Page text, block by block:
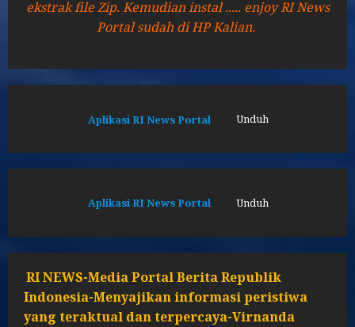
ekstrak file Zip. Kemudian instal ..... enjoy RI News
Portal sudah di HP Kalian.
Aplikasi RI News Portal Unduh
Aplikasi RI News Portal Unduh
RI NEWS-Media Portal Berita Republik
Indonesia-Menyajikan informasi peristiwa
yang teraktual dan terpercaya-Virnanda